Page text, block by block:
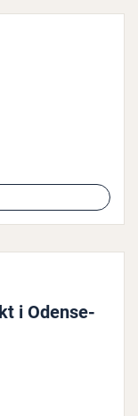
i Oden­se­